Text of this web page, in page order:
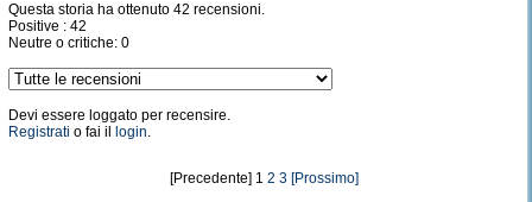
Questa storia ha ottenuto 42 recensioni.
Positive : 42
Neutre o critiche: 0
Devi essere loggato per recensire.
Registrati o fai il login.
[Precedente] 1 2 3 [Prossimo]